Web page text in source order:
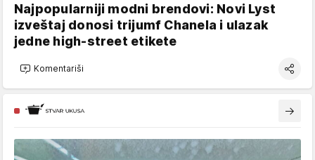
Najpopularniji modni brendovi: Novi Lyst
izveštaj donosi trijumf Chanela i ulazak
jedne high-street etikete
Komentariši